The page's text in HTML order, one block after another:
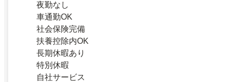
夜勤なし
車通勤OK
社会保険完備
扶養控除内OK
長期休暇あり
特別休暇
自社サービス